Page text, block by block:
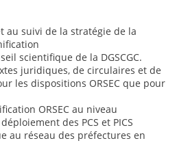
au suivi de la stratégie de la
scientifique de la DGSCGC.
juridiques, de circulaires et de
les dispositions ORSEC que pour
ORSEC au niveau
des PCS et PICS
au réseau des préfectures en